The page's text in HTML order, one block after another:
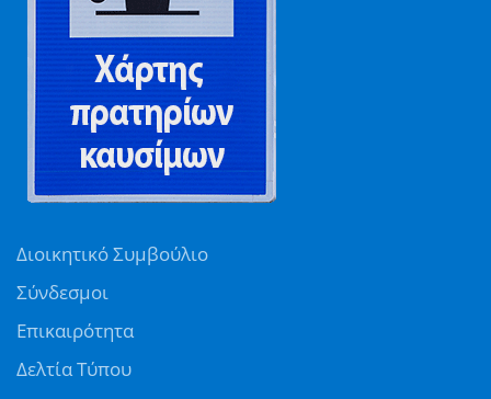
Διοικητικό Συμβούλιο
Σύνδεσμοι
Επικαιρότητα
Δελτία Τύπου